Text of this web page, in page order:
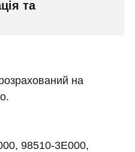
та
на
98510-3E000,